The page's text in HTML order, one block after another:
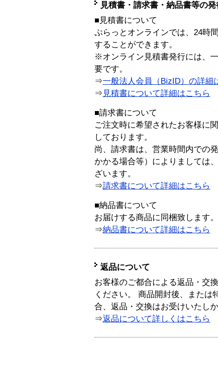
見積書・請求書・納品書等の
■見積書について
ぷらっとオンラインでは、24時
することができます。
※オンライン見積書発行には、
要です。
⇒一般法人会員（BizID）の詳細
⇒ 見積書について詳細はこちら
■請求書について
ご注文時に希望されたお客様に
しております。
尚、請求書は、営業時間内での
かかる場合等）によりましては
ざいます。
⇒請求書について詳細はこちら
■納品書について
お届けする商品に同梱致します。
⇒納品書について詳細はこちら
返品について
お客様のご都合による返品・交
ください。 商品開封後、または
合、返品・交換はお受けいたし
⇒返品について詳しくはこちら